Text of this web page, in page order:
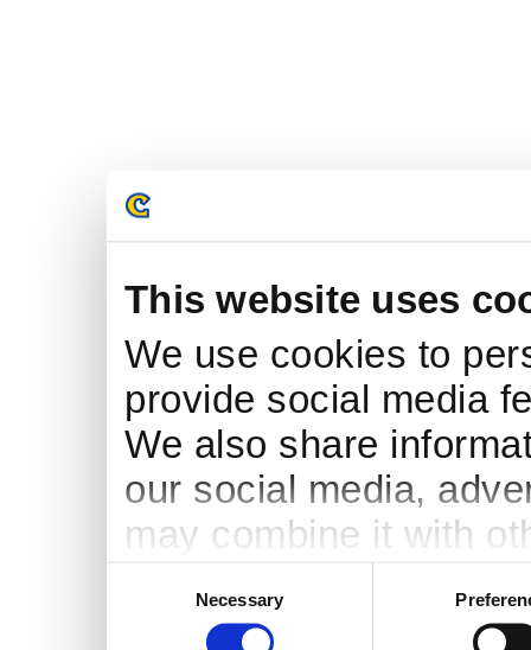
This website uses
We use cookies to
provide social media
We also share
our social media,
may combine it with
services.
Necessary